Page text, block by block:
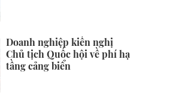
Doanh nghiệp kiến nghị
Chủ tịch Quốc hội về phí hạ
tầng cảng biển